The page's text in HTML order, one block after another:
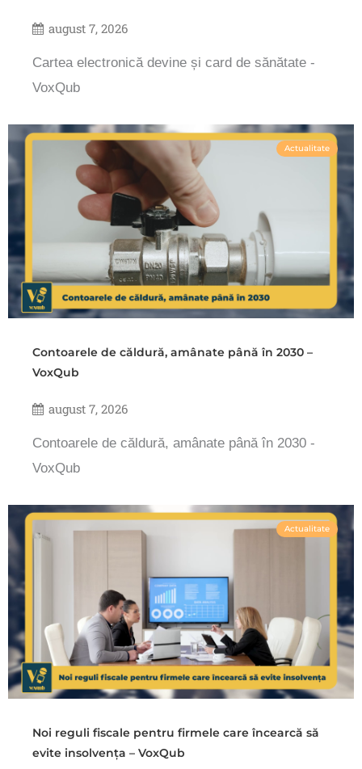
august 7, 2026
Cartea electronică devine și card de sănătate -
VoxQub
Actualitate
Contoarele de căldură, amânate până în 2030 –
VoxQub
august 7, 2026
Contoarele de căldură, amânate până în 2030 -
VoxQub
Actualitate
Noi reguli fiscale pentru firmele care încearcă să
evite insolvența – VoxQub